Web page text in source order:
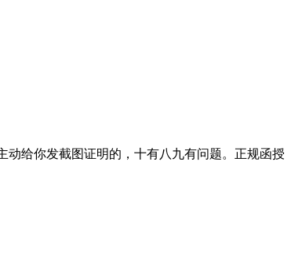
给你发截图证明的，十有八九有问题。正规函授